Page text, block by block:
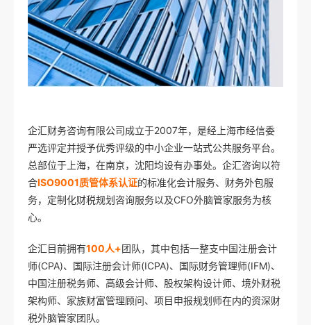
企汇财务咨询有限公司成立于2007年，是经上海市经信委
严选评定并授予优秀评级的中小企业一站式公共服务平台。
总部位于上海，在南京，沈阳均设有办事处。企汇咨询以符
合ISO9001质管体系认证的标准化会计服务、财务外包服
务，定制化财税规划咨询服务以及CFO外脑管家服务为核
心。
企汇目前拥有100人+团队，其中包括一整支中国注册会计
师(CPA)、国际注册会计师(ICPA)、国际财务管理师(IFM)、
中国注册税务师、高级会计师、股权架构设计师、境外财税
架构师、家族财富管理顾问、项目申报规划师在内的资深财
税外脑管家团队。